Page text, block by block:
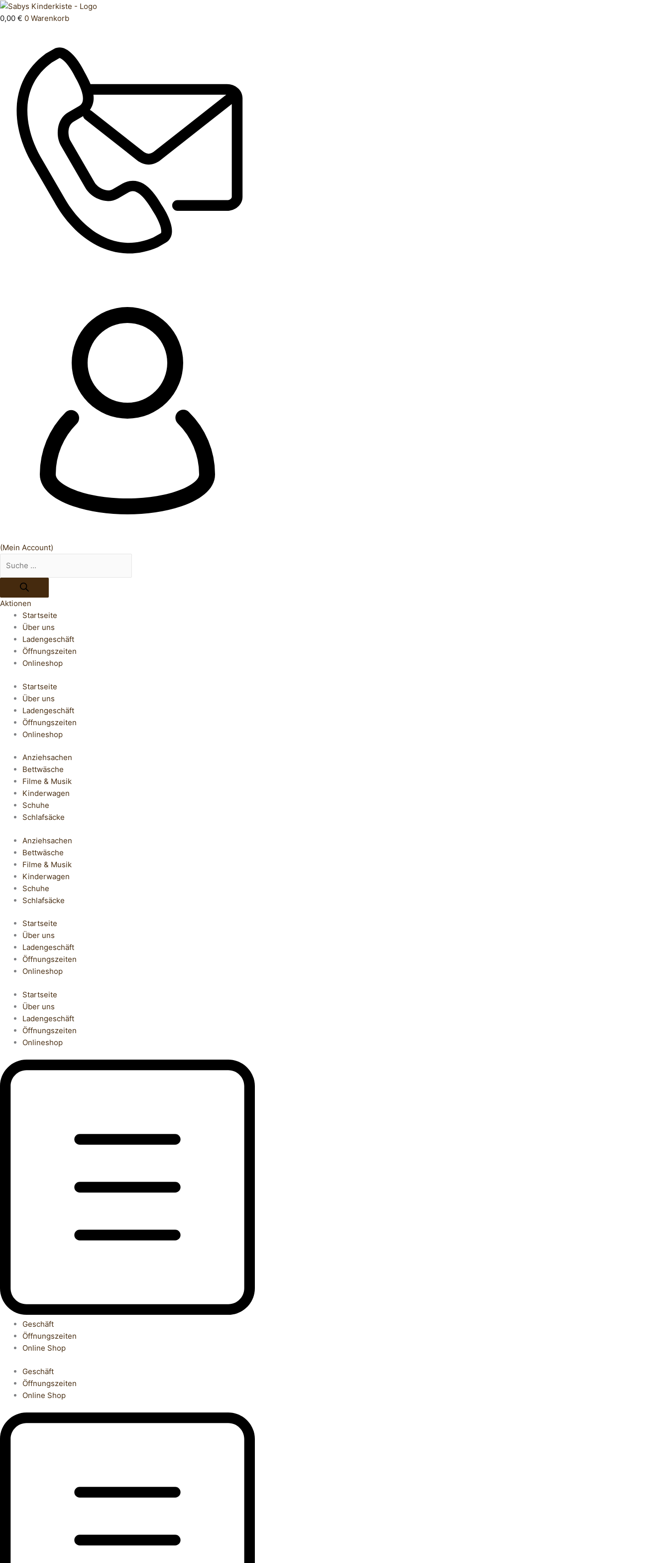
Zum
Inhalt
0,00 € 0 Warenkorb
(Mein Account)
Products
search
Aktionen
Startseite
Über uns
Ladengeschäft
Öffnungszeiten
Onlineshop
Startseite
Über uns
Ladengeschäft
Öffnungszeiten
Onlineshop
Anziehsachen
Bettwäsche
Filme & Musik
Kinderwagen
Schuhe
Schlafsäcke
Anziehsachen
Bettwäsche
Filme & Musik
Kinderwagen
Schuhe
Schlafsäcke
Startseite
Über uns
Ladengeschäft
Öffnungszeiten
Onlineshop
Startseite
Über uns
Ladengeschäft
Öffnungszeiten
Onlineshop
Geschäft
Öffnungszeiten
Online Shop
Geschäft
Öffnungszeiten
Online Shop
Babyspielzeug
Menge